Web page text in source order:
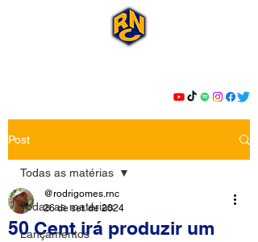
Post
Todas as matérias
Lançamentos
Todas as matérias
50 Cent irá produzir um
@rodrigomes.rnc
26 de set. de 2024